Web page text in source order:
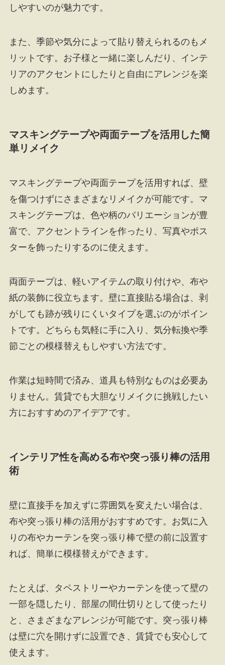
しやすいのが魅力です。
また、季節や気分によって貼り替えられるのもメ
リットです。お子様と一緒に楽しんだり、インテ
リアのアクセントにしたりと自由にアレンジを楽
しめます。
マスキングテープや両面テープを活用した簡
単リメイク
マスキングテープや両面テープを活用すれば、壁
を傷つけずにさまざまなリメイクが可能です。マ
スキングテープは、色や柄のバリエーションが豊
富で、アクセントラインを作ったり、写真やポス
ターを飾ったりするのに使えます。
両面テープは、軽いアイテムの取り付けや、布や
紙の装飾に役立ちます。壁に直接貼る場合は、剥
がしても跡が残りにくいタイプを選ぶのがポイン
トです。どちらも気軽に手に入り、気分転換や季
節ごとの模様替えもしやすい方法です。
作業は短時間で済み、道具も特別なものは必要あ
りません。賃貸でも大胆なリメイクに挑戦したい
方におすすめのアイデアです。
インテリア性を高める布や突っ張り棒の活用
術
壁に直接手を加えずに雰囲気を変えたい場合は、
布や突っ張り棒の活用がおすすめです。お気に入
りの布やカーテンを突っ張り棒で壁の前に設置す
れば、簡単に模様替えができます。
たとえば、タペストリーやカーテンを使って壁の
一部を隠したり、部屋の間仕切りとして使ったり
と、さまざまなアレンジが可能です。突っ張り棒
は壁に穴を開けずに設置でき、賃貸でも安心して
使えます。